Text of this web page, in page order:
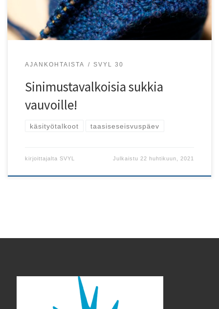
AJANKOHTAISTA SVYL 30
Sinimustavalkoisia sukkia
vauvoille!
käsityötalkoot taasiseseisvuspäev
kirjoittajalta SVYL Julkaistu 22 huhtikuun, 2021